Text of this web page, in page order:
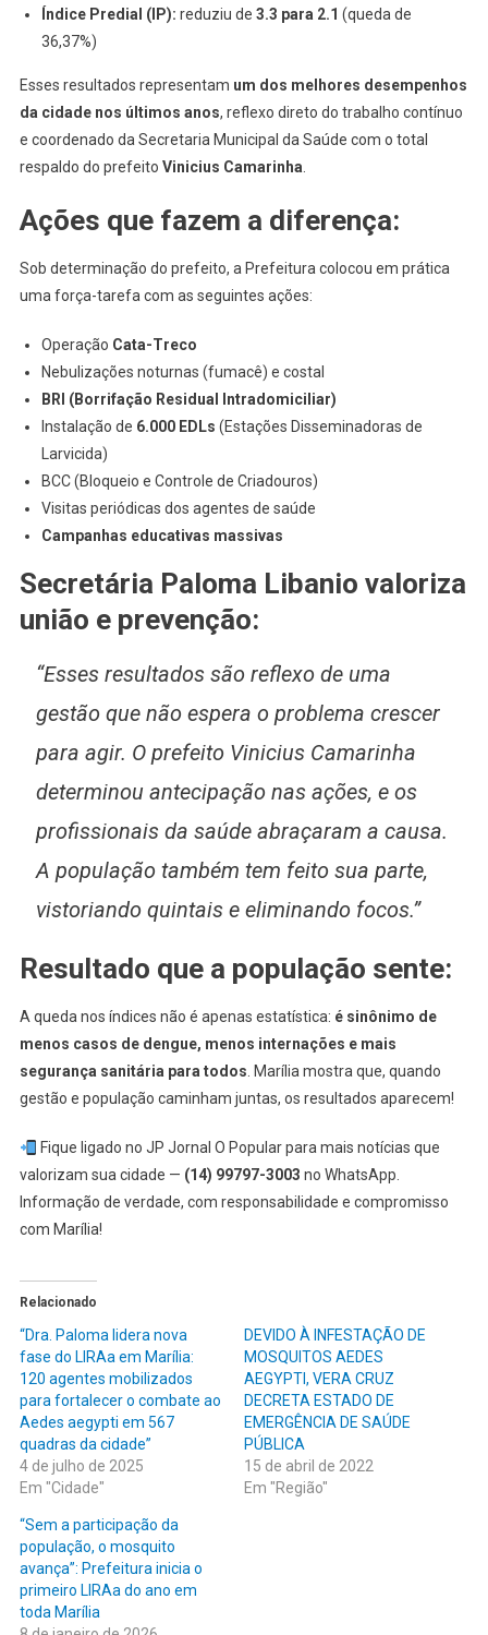
Índice Predial (IP): reduziu de 3.3 para 2.1 (queda de
36,37%)
Esses resultados representam um dos melhores desempenhos
da cidade nos últimos anos, reflexo direto do trabalho contínuo
e coordenado da Secretaria Municipal da Saúde com o total
respaldo do prefeito Vinicius Camarinha
Ações que fazem a diferença:
Sob determinação do prefeito, a Prefeitura colocou em prática
uma força-tarefa com as seguintes ações:
Operação Cata-Treco
Nebulizações noturnas (fumacê) e costal
BRI (Borrifação Residual Intradomiciliar)
Instalação de 6.000 EDLs (Estações Disseminadoras de
Larvicida)
BCC (Bloqueio e Controle de Criadouros)
Visitas periódicas dos agentes de saúde
Campanhas educativas massivas
Secretária Paloma Libanio valoriza
união e prevenção:
“Esses resultados são reflexo de uma
gestão que não espera o problema crescer
para agir. O prefeito Vinicius Camarinha
determinou antecipação nas ações, e os
profissionais da saúde abraçaram a causa.
A população também tem feito sua parte,
vistoriando quintais e eliminando focos.”
Resultado que a população sente:
A queda nos índices não é apenas estatística: é sinônimo de
menos casos de dengue, menos internações e mais
segurança sanitária para todos . Marília mostra que, quando
gestão e população caminham juntas, os resultados aparecem!
Fique ligado no JP Jornal O Popular para mais notícias que
valorizam sua cidade — (14) 99797-3003 no WhatsApp.
Informação de verdade, com responsabilidade e compromisso
com Marília!
Relacionado
“Dra. Paloma lidera nova
fase do LIRAa em Marília:
120 agentes mobilizados
para fortalecer o combate ao
Aedes aegypti em 567
quadras da cidade”
4 de julho de 2025
Em "Cidade"
DEVIDO À INFESTAÇÃO DE
MOSQUITOS AEDES
AEGYPTI, VERA CRUZ
DECRETA ESTADO DE
EMERGÊNCIA DE SAÚDE
PÚBLICA
15 de abril de 2022
Em "Região"
“Sem a participação da
população, o mosquito
avança”: Prefeitura inicia o
primeiro LIRAa do ano em
toda Marília